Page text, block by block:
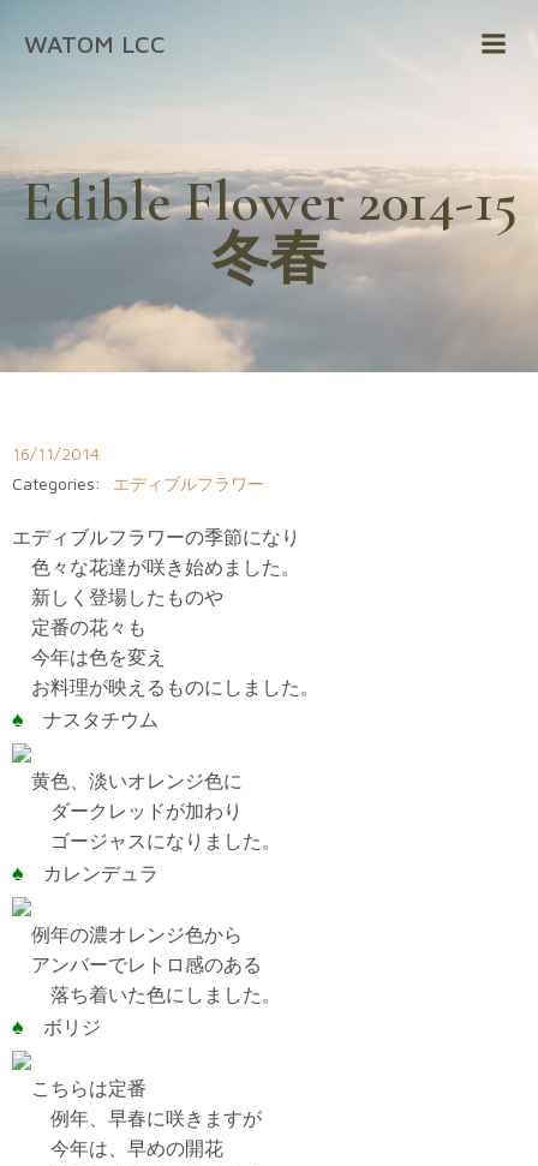
ス
キ
ッ
プ
WATOM LCC
Edible Flower 2014-15
冬春
16/11/2014
Categories:
エディブルフラワー
エディブルフラワーの季節になり
色々な花達が咲き始めました。
新しく登場したものや
定番の花々も
今年は色を変え
お料理が映えるものにしました。
♠ ナスタチウム
黄色、淡いオレンジ色に
ダークレッドが加わり
ゴージャスになりました。
♠ カレンデュラ
例年の濃オレンジ色から
アンバーでレトロ感のある
落ち着いた色にしました。
♠ ボリジ
こちらは定番
例年、早春に咲きますが
今年は、早めの開花